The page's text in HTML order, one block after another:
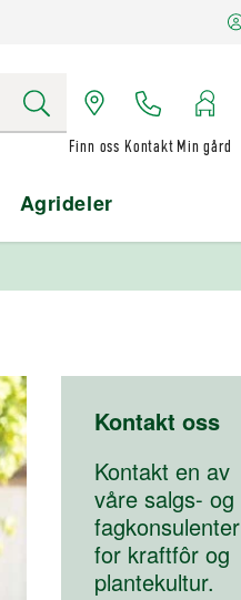
Finn oss Kontakt Min gård
Agrideler
Kontakt oss
Kontakt en av
våre salgs- og
fagkonsulenter
for kraftfôr og
plantekultur.